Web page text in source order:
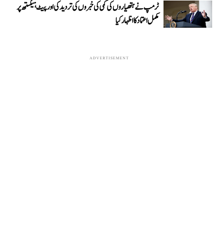
ٹرمپ نے ہتھیاروں کی کمی کی خبروں کی تردید کی اور پیٹ ہیگستھ پر
مکمل اعتماد کا اظہار کیا
ADVERTISEMENT